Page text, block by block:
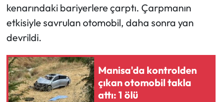
kenarındaki bariyerlere çarptı. Çarpmanın
etkisiyle savrulan otomobil, daha sonra yan
devrildi.
Manisa'da kontrolden
çıkan otomobil takla
attı: 1 ölü